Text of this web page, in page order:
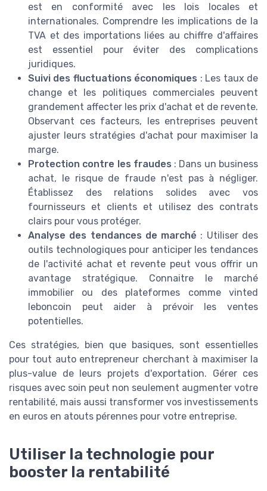
est en conformité avec les lois locales et
internationales. Comprendre les implications de la
TVA et des importations liées au chiffre d'affaires
est essentiel pour éviter des complications
juridiques.
Suivi des fluctuations économiques : Les taux de
change et les politiques commerciales peuvent
grandement affecter les prix d'achat et de revente.
Observant ces facteurs, les entreprises peuvent
ajuster leurs stratégies d'achat pour maximiser la
marge.
Protection contre les fraudes : Dans un business
achat, le risque de fraude n'est pas à négliger.
Établissez des relations solides avec vos
fournisseurs et clients et utilisez des contrats
clairs pour vous protéger.
Analyse des tendances de marché : Utiliser des
outils technologiques pour anticiper les tendances
de l'activité achat et revente peut vous offrir un
avantage stratégique. Connaitre le marché
immobilier ou des plateformes comme vinted
leboncoin peut aider à prévoir les ventes
potentielles.
Ces stratégies, bien que basiques, sont essentielles
pour tout auto entrepreneur cherchant à maximiser la
plus-value de leurs projets d'exportation. Gérer ces
risques avec soin peut non seulement augmenter votre
rentabilité, mais aussi transformer vos investissements
en euros en atouts pérennes pour votre entreprise.
Utiliser la technologie pour
booster la rentabilité